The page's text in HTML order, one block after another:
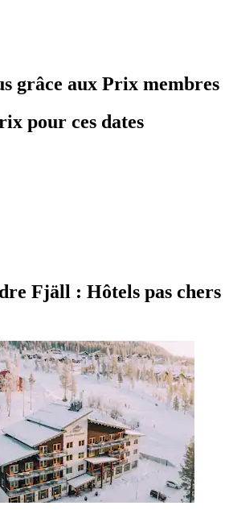
grâce aux Prix membres
pour ces dates
Fjäll : Hôtels pas chers